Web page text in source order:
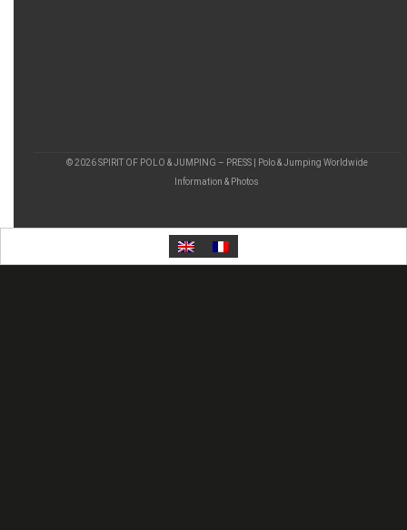
© 2026 SPIRIT OF POLO & JUMPING – PRESS | Polo & Jumping Worldwide
Information & Photos